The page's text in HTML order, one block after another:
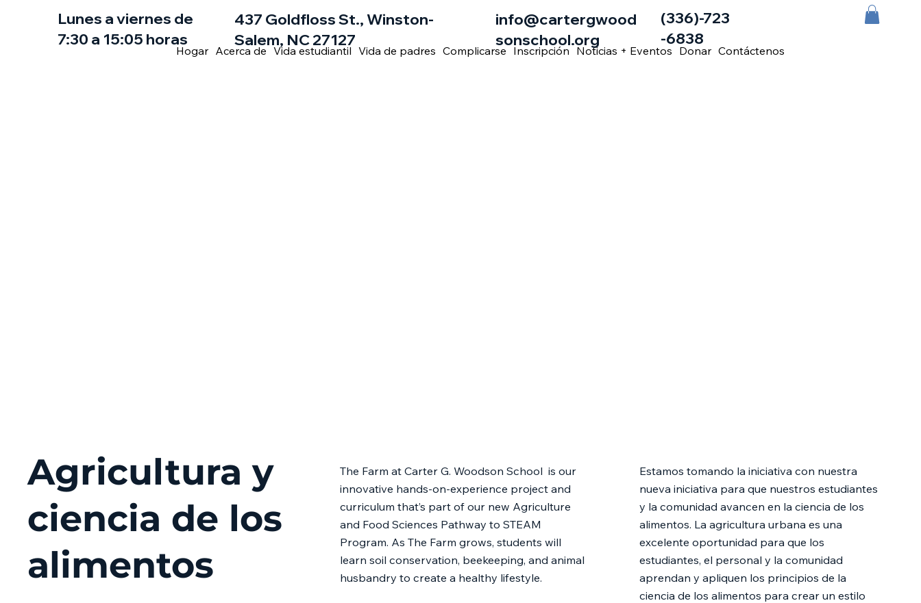
Lunes a viernes de
7:30 a 15:05 horas
437 Goldfloss St., Winston-
Salem, NC 27127
info@cartergwood
sonschool.org
(336)-723
-6838
Hogar Acerca de Vida estudiantil Vida de padres Complicarse Inscripción Noticias + Eventos Donar Contáctenos
Agricultura y
ciencia de los
alimentos
The Farm at Carter G. Woodson School is our
innovative hands-on-experience project and
curriculum that’s part of our new Agriculture
and Food Sciences Pathway to STEAM
Program. As The Farm grows, students will
learn soil conservation, beekeeping, and animal
husbandry to create a healthy lifestyle.
Estamos tomando la iniciativa con nuestra
nueva iniciativa para que nuestros estudiantes
y la comunidad avancen en la ciencia de los
alimentos. La agricultura urbana es una
excelente oportunidad para que los
estudiantes, el personal y la comunidad
aprendan y apliquen los principios de la
ciencia de los alimentos para crear un estilo